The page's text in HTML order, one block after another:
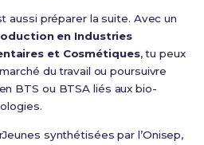
aussi préparer la suite. Avec un
en Industries
et Cosmétiques, tu peux
du travail ou poursuivre
BTS ou BTSA liés aux bio-
synthétisées par l’Onisep,